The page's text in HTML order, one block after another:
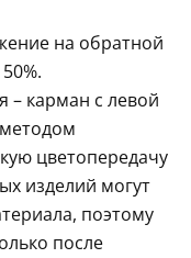
на обратной
– карман с левой
цветопередачу
изделий могут
поэтому
после